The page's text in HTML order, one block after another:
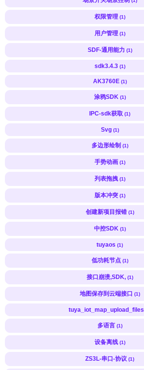
权限管理 (1)
用户管理 (1)
SDF-通用能力 (1)
sdk3.4.3 (1)
AK3760E (1)
涂鸦SDK (1)
IPC-sdk获取 (1)
Svg (1)
多边形绘制 (1)
手势动画 (1)
列表拖拽 (1)
版本冲突 (1)
创建新项目报错 (1)
中控SDK (1)
tuyaos (1)
低功耗节点 (1)
接口崩溃,SDK, (1)
地图保存到云端接口 (1)
tuya_iot_map_upload_files
多语言 (1)
设备离线 (1)
ZS3L-串口-协议 (1)